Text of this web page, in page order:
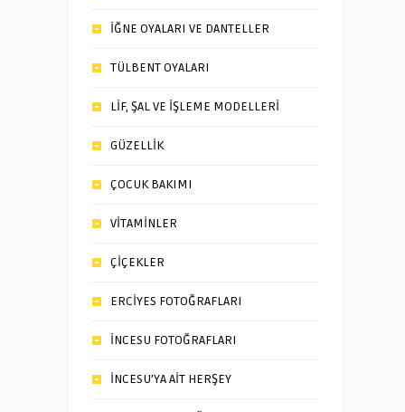
İĞNE OYALARI VE DANTELLER
TÜLBENT OYALARI
LİF, ŞAL VE İŞLEME MODELLERİ
GÜZELLİK
ÇOCUK BAKIMI
VİTAMİNLER
ÇİÇEKLER
ERCİYES FOTOĞRAFLARI
İNCESU FOTOĞRAFLARI
İNCESU’YA AİT HERŞEY